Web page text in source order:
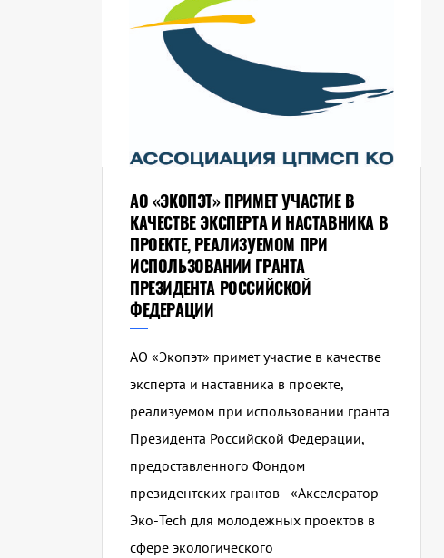
АО «ЭКОПЭТ» ПРИМЕТ УЧАСТИЕ В
КАЧЕСТВЕ ЭКСПЕРТА И НАСТАВНИКА В
ПРОЕКТЕ, РЕАЛИЗУЕМОМ ПРИ
ИСПОЛЬЗОВАНИИ ГРАНТА
ПРЕЗИДЕНТА РОССИЙСКОЙ
ФЕДЕРАЦИИ
АО «Экопэт» примет участие в качестве
эксперта и наставника в проекте,
реализуемом при использовании гранта
Президента Российской Федерации,
предоставленного Фондом
президентских грантов - «Акселератор
Эко-Tech для молодежных проектов в
сфере экологического